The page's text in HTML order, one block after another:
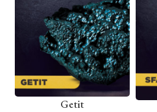
Getit